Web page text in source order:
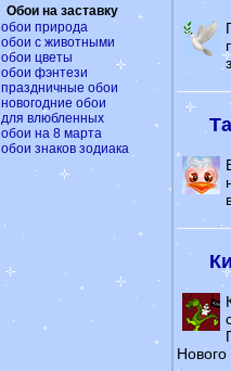
Обои на заставку
обои природа
обои с животными
обои цветы
обои фэнтези
праздничные обои
новогодние обои
для влюбленных
обои на 8 марта
обои знаков зодиака